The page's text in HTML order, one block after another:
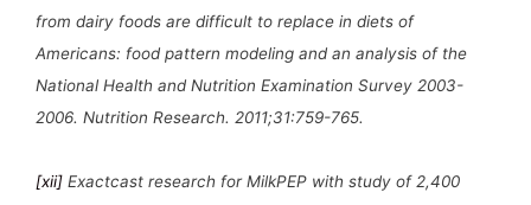
from dairy foods are difficult to replace in diets of
Americans: food pattern modeling and an analysis of the
National Health and Nutrition Examination Survey 2003-
2006. Nutrition Research. 2011;31:759-765.
[xii] Exactcast research for MilkPEP with study of 2,400